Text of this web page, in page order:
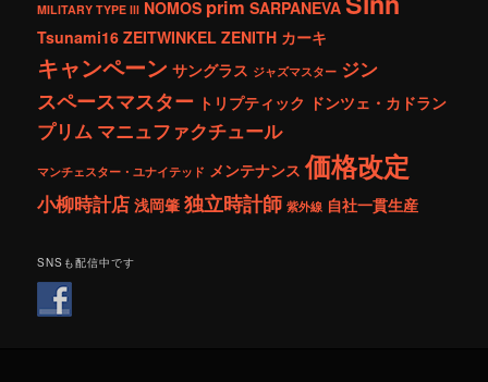
MILITARY TYPE lll NOMOS prim SARPANEVA
Tsunami16 ZEITWINKEL ZENITH カーキ
キャンペーン サングラス ジャズマスター ジン
スペースマスター トリプティック ドンツェ・カドラン
プリム マニュファクチュール
マンチェスター・ユナイテッド メンテナンス 価格改定
小柳時計店 浅岡肇 独立時計師 紫外線 自社一貫生産
SNSも配信中です